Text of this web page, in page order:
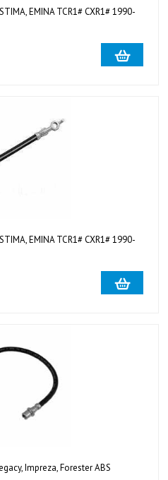
EMINA TCR1# CXR1# 1990-
EMINA TCR1# CXR1# 1990-
Impreza, Forester ABS